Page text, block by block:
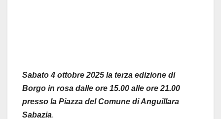
Sabato4 ottobre 2025 la terza edizione di
Borgo in rosa dalle ore 15.00 alle ore 21.00
presso la Piazza del Comune di Anguillara
Sabazia.